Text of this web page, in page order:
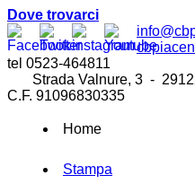
Dove trovarci
tel 0523-464811
Strada Valnure, 3 -
C.F. 91096830335
Home
Stampa